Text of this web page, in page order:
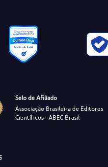
Selo de Afiliado
Associação Brasileira de Editores
Científicos - ABEC Brasil